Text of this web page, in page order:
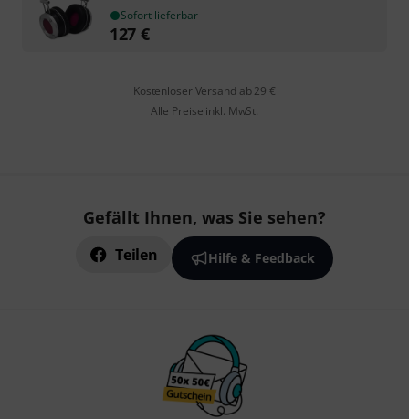
Sofort lieferbar
127 €
Kostenloser Versand ab 29 €
Alle Preise inkl. MwSt.
Gefällt Ihnen, was Sie sehen?
Teilen Hilfe & Feedback